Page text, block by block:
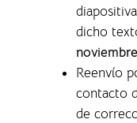
dicho
Reenvío
contacto
de